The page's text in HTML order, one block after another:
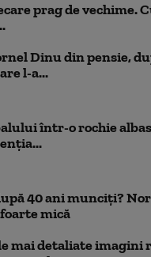
prag de vechime.
Dinu din pensie,
l-a...
într-o rochie
40 ani munciți?
mică
mai detaliate imagini